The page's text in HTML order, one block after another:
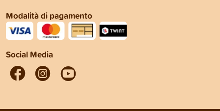
Modalità di pagamento
Social Media